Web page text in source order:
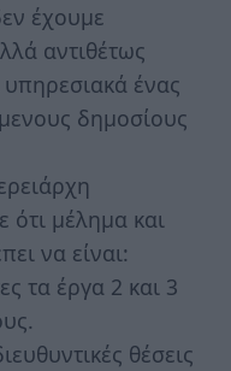
έχουμε
αντιθέτως
ένας
δημοσίους
μέλημα και
να είναι:
τα έργα 2 και 3
θέσεις